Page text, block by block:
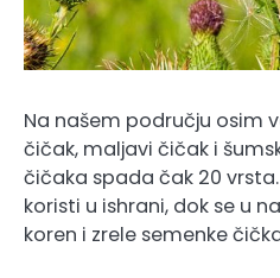
Na našem području osim
čičak, maljavi čičak i
čičaka spada čak 20 vrsta.
koristi u ishrani, dok se u
koren i zrele semenke